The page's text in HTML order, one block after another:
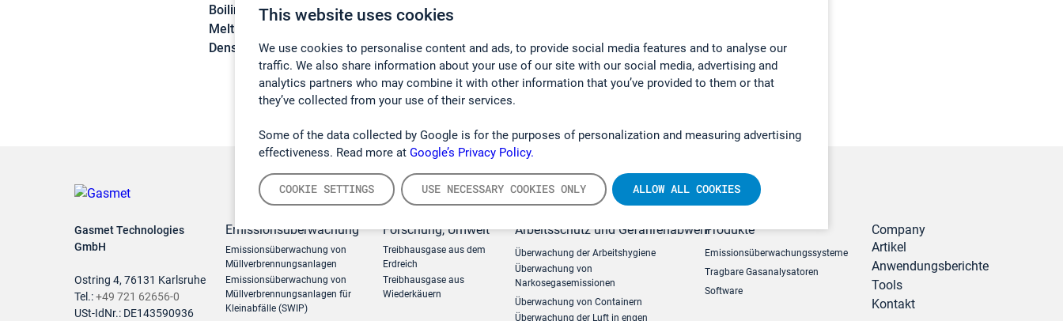
This website uses cookies
We use cookies to personalise content and ads, to provide social media features and to analyse our
traffic. We also share information about your use of our site with our social media, advertising and
analytics partners who may combine it with other information that you’ve provided to them or that
they’ve collected from your use of their services.
Some of the data collected by Google is for the purposes of personalization and measuring advertising
effectiveness. Read more at Google’s Privacy Policy.
COOKIE SETTINGS USE NECESSARY COOKIES ONLY ALLOW ALL COOKIES
Boiling point:99,2 °C
Melting point:
Density:
0,692 g/cm3
Gasmet Technologies
GmbH
Ostring 4, 76131 Karlsruhe
Tel.:+49 721 62656-0
USt-IdNr.: DE143590936
Emissionsüberwachung
Emissionsüberwachung von
Müllverbrennungsanlagen
Emissionsüberwachung von
Müllverbrennungsanlagen für
Kleinabfälle (SWIP)
Forschung, Umwelt
Treibhausgase aus dem
Erdreich
Treibhausgase aus
Wiederkäuern
Arbeitsschutz und Gefahrenabwehr
Überwachung der Arbeitshygiene
Überwachung von
Narkosegasemissionen
Überwachung von Containern
Überwachung der Luft in engen
Produkte
Emissionsüberwachungssysteme
Tragbare Gasanalysatoren
Software
Company
Artikel
Anwendungsberichte
Tools
Kontakt